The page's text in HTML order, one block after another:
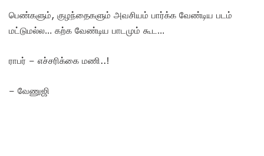
பெண்களும், குழந்தைகளும் அவசியம் பார்க்க வேண்டிய படம்
மட்டுமல்ல… கற்க வேண்டிய பாடமும் கூட…
ராபர் – எச்சரிக்கை மணி..!
– வேணுஜி